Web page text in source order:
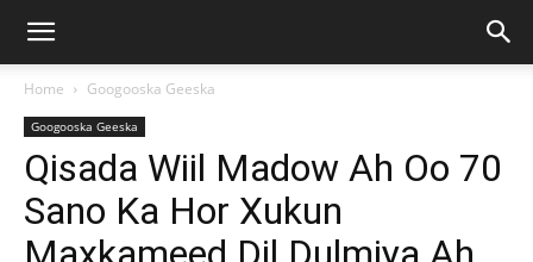
Home Googooska Geeska
Googooska Geeska
Qisada Wiil Madow Ah Oo 70
Sano Ka Hor Xukun